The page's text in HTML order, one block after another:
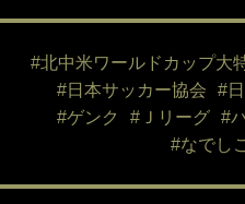
#北中米ワールドカップ大
#日本サッカー協会
#
#ゲンク
#Ｊリーグ
#
#なでし